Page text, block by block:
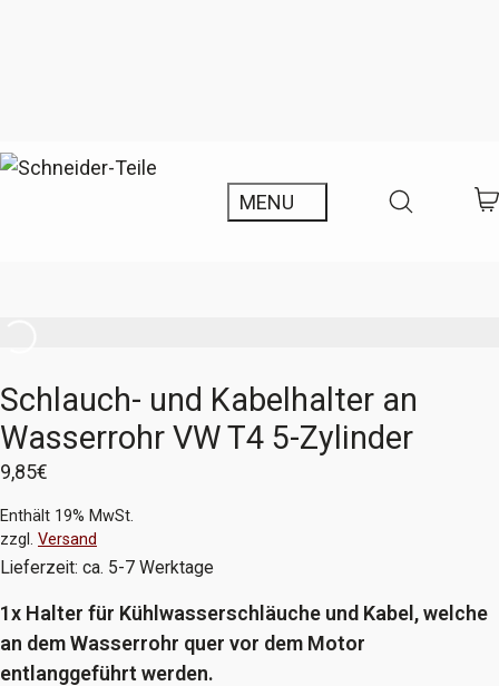
Schlauch- und Kabelhalter an
Wasserrohr VW T4 5-Zylinder
9,85€
Enthält 19% MwSt.
zzgl. Versand
Lieferzeit: ca. 5-7 Werktage
1x Halter für Kühlwasserschläuche und Kabel, welche
an dem Wasserrohr quer vor dem Motor
entlanggeführt werden.